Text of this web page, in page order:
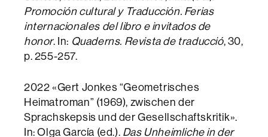
Promoción cultural y Traducción. Ferias
internacionales del libro e invitados de
honor. In: Quaderns. Revista de traducció, 30,
p. 255-257.
2022 «Gert Jonkes “Geometrisches
Heimatroman” (1969), zwischen der
Sprachskepsis und der Gesellschaftskritik».
In: Olga García (ed.). Das Unheimliche in der